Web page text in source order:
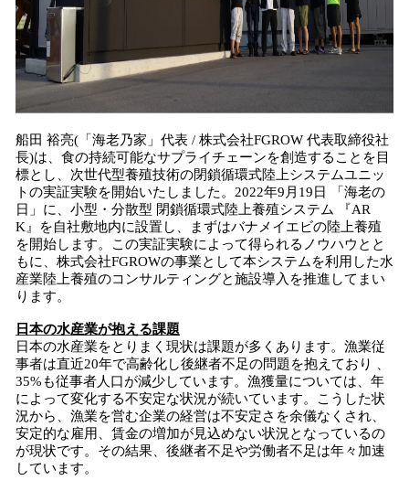
船田 裕亮(「海老乃家」代表 / 株式会社FGROW 代表取締役社
⻑)は、食の持続可能なサプライチェーンを創造することを目
標とし、次世代型養殖技術の閉鎖循環式陸上システムユニッ
トの実証実験を開始いたしました。2022年9月19日 「海老の
日」に、小型・分散型 閉鎖循環式陸上養殖システム 『AR
K』を自社敷地内に設置し、まずはバナメイエビの陸上養殖
を開始します。この実証実験によって得られるノウハウとと
もに、株式会社FGROWの事業として本システムを利用した水
産業陸上養殖のコンサルティングと施設導入を推進してまい
ります。
日本の水産業が抱える課題
日本の水産業をとりまく現状は課題が多くあります。漁業従
事者は直近20年で高齢化し後継者不足の問題を抱えており 、
35%も従事者人口が減少しています。漁獲量については、年
によって変化する不安定な状況が続いています。こうした状
況から、漁業を営む企業の経営は不安定さを余儀なくされ、
安定的な雇用、賃金の増加が見込めない状況となっているの
が現状です。その結果、後継者不足や労働者不足は年々加速
しています。